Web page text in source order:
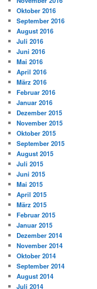
Oktober 2016
September 2016
August 2016
Juli 2016
Juni 2016
Mai 2016
April 2016
März 2016
Februar 2016
Januar 2016
Dezember 2015
November 2015
Oktober 2015
September 2015
August 2015
Juli 2015
Juni 2015
Mai 2015
April 2015
März 2015
Februar 2015
Januar 2015
Dezember 2014
November 2014
Oktober 2014
September 2014
August 2014
Juli 2014